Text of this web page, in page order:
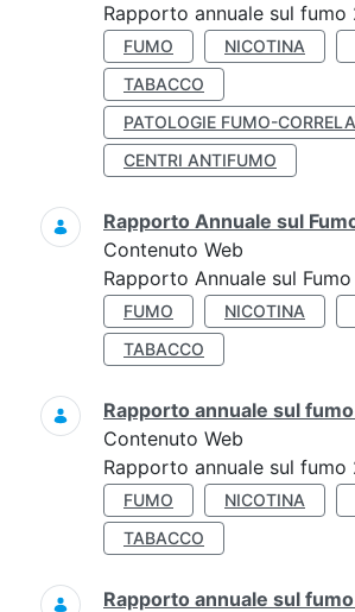
Rapporto annuale sul fumo
FUMO NICOTINA
TABACCO
PATOLOGIE FUMO-
CENTRI ANTIFUMO
Rapporto Annuale sul
Contenuto Web
Rapporto Annuale sul Fumo
FUMO NICOTINA
TABACCO
Rapporto annuale sul
Contenuto Web
Rapporto annuale sul fumo
FUMO NICOTINA
TABACCO
Rapporto annuale sul